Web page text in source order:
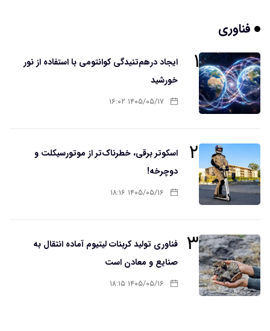
فناوری
۱
ایجاد درهم‌تنیدگی کوانتومی با استفاده از نور
خورشید
۱۴۰۵/۰۵/۱۷ ۱۶:۰۲
۲
اسکوتر برقی، خطرناک‌تر از موتورسیکلت و
دوچرخه!
۱۴۰۵/۰۵/۱۶ ۱۸:۱۶
۳
فناوری تولید کربنات لیتیوم آماده انتقال به
صنایع و معادن است
۱۴۰۵/۰۵/۱۶ ۱۸:۱۵